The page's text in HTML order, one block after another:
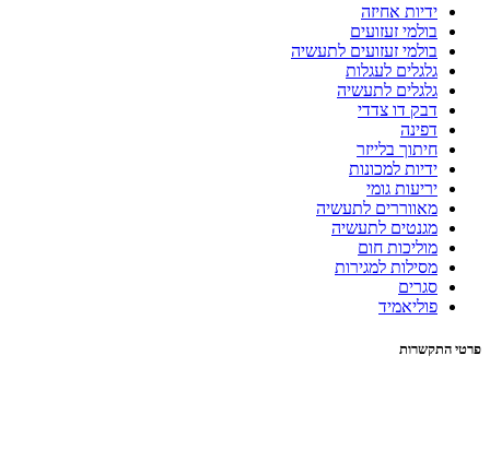
ידיות אחיזה
בולמי זעזועים
בולמי זעזועים לתעשיה
גלגלים לעגלות
גלגלים לתעשיה
דבק דו צדדי
דפינה
חיתוך בלייזר
ידיות למכונות
יריעות גומי
מאווררים לתעשיה
מגנטים לתעשיה
מוליכות חום
מסילות למגירות
סגרים
פוליאמיד
פרטי התקשרות